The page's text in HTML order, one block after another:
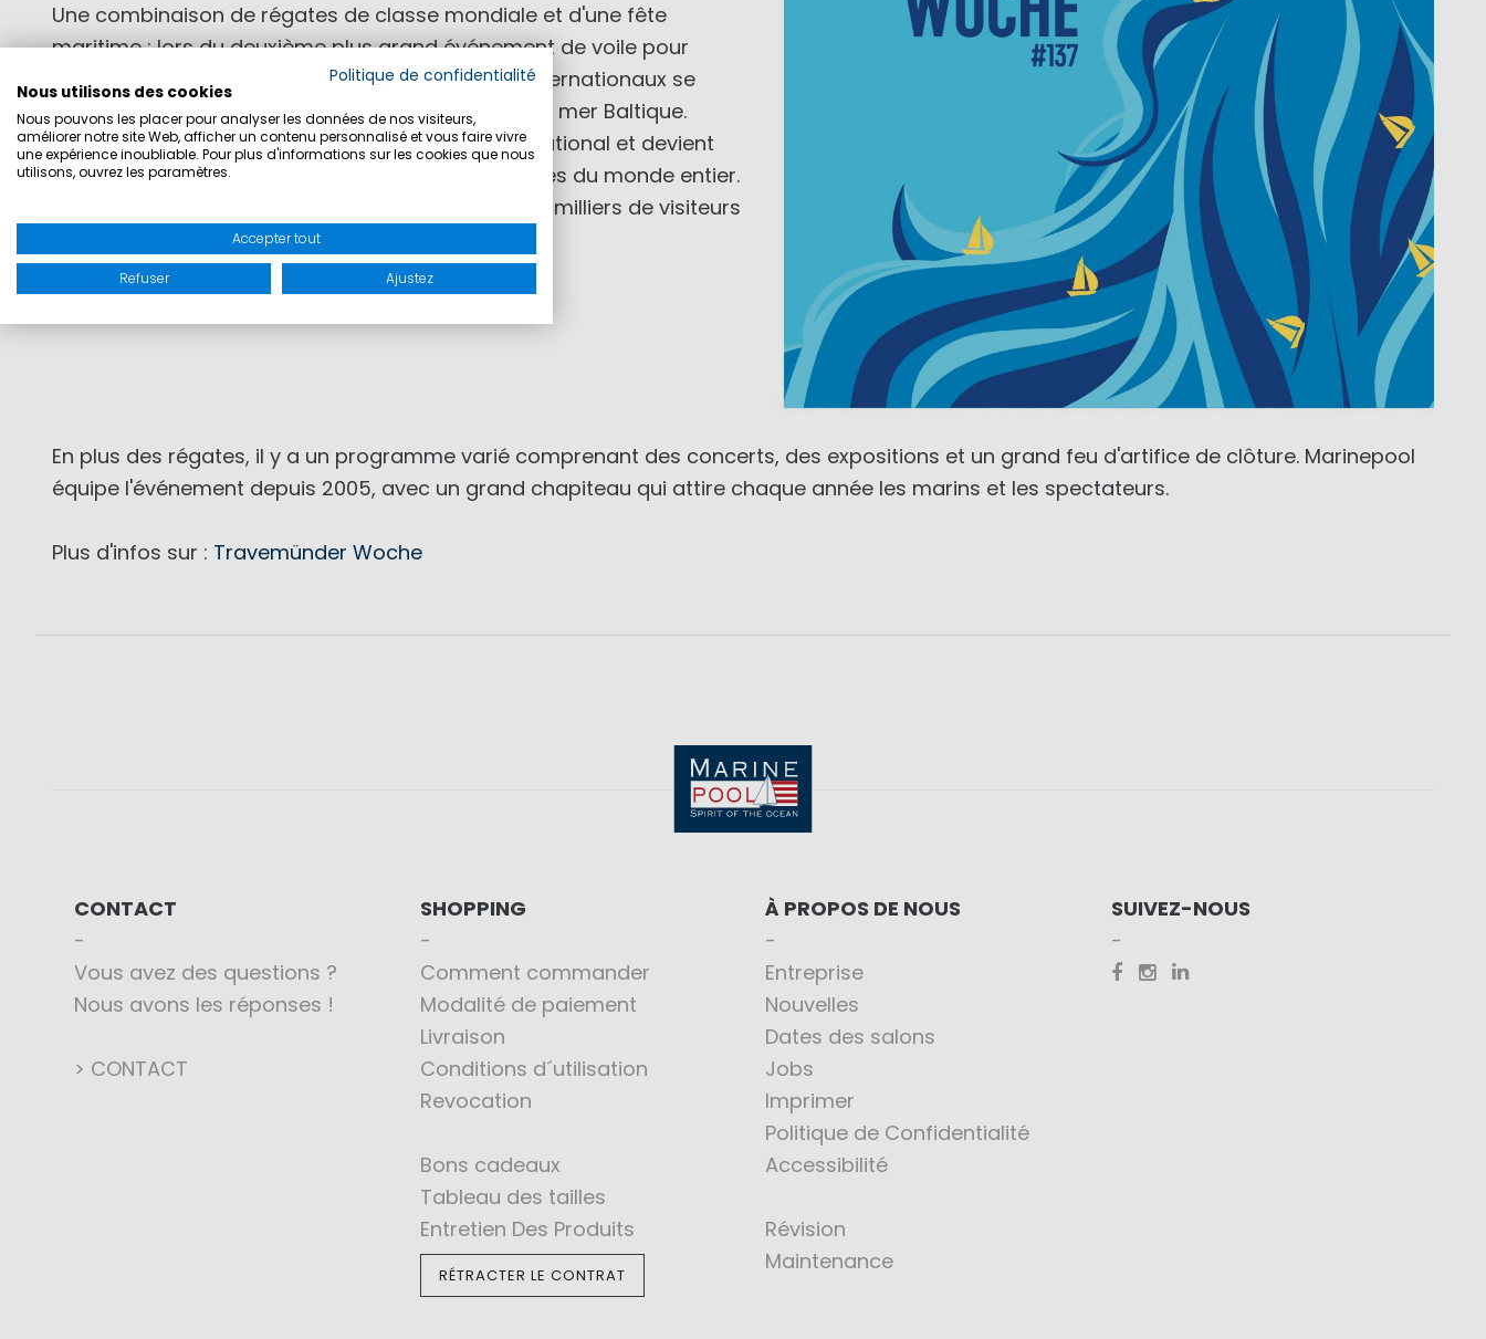
Une combinaison de régates de classe mondiale et d'une fête
maritime : lors du deuxième plus grand événement de voile pour
dériveurs et disciplines olympiques, des marins internationaux se
rassemblent chaque année pour les régates sur la mer Baltique.
Travemünde est connu pour son caractère international et devient
un point de rencontre décontracté pour les athlètes du monde entier.
Depuis 1889, la Semaine de Travemünde attire des milliers de visiteurs
chaque mois de juillet.
En plus des régates, il y a un programme varié comprenant des concerts, des expositions et un grand feu d'artifice de clôture. Marinepool
équipe l'événement depuis 2005, avec un grand chapiteau qui attire chaque année les marins et les spectateurs.
Plus d'infos sur : Travemünder Woche
CONTACT
Vous avez des questions ?
Nous avons les réponses !
> CONTACT
SHOPPING
Comment commander
Modalité de paiement
Livraison
Conditions d´utilisation
Revocation
Bons cadeaux
Tableau des tailles
Entretien Des Produits
RÉTRACTER LE CONTRAT
À PROPOS DE NOUS
Entreprise
Nouvelles
Dates des salons
Jobs
Imprimer
Politique de Confidentialité
Accessibilité
Révision
Maintenance
SUIVEZ-NOUS
Politique de confidentialité
Nous utilisons des cookies
Nous pouvons les placer pour analyser les données de nos visiteurs,
améliorer notre site Web, afficher un contenu personnalisé et vous faire vivre
une expérience inoubliable. Pour plus d'informations sur les cookies que nous
utilisons, ouvrez les paramètres.
Accepter tout
Refuser Ajustez